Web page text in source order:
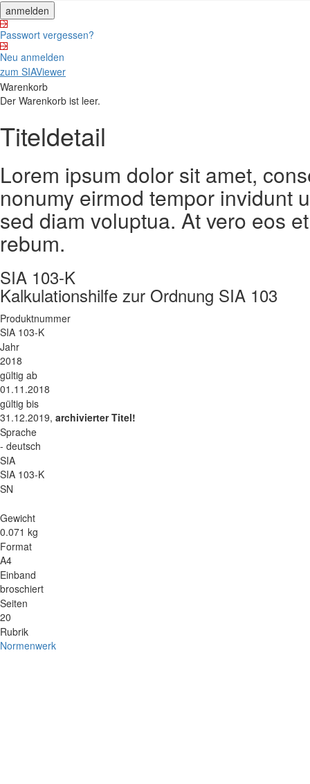
Passwort vergessen?
Neu anmelden
zum SIAViewer
Warenkorb
Der Warenkorb ist leer.
Titeldetail
Lorem ipsum dolor sit amet,
nonumy eirmod tempor invidunt
sed diam voluptua. At vero eos
rebum.
SIA 103-K
Kalkulationshilfe zur Ordnung SIA 103
Produktnummer
SIA 103-K
Jahr
2018
gültig ab
01.11.2018
gültig bis
31.12.2019, archivierter Titel!
Sprache
- deutsch
SIA
SIA 103-K
SN
Gewicht
0.071 kg
Format
A4
Einband
broschiert
Seiten
20
Rubrik
Normenwerk